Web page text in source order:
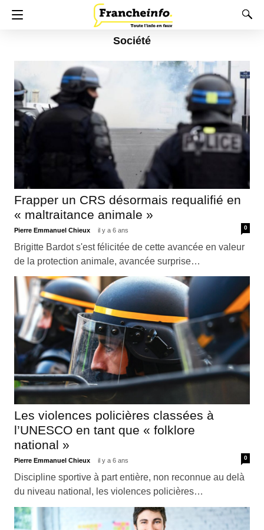
Société
Frapper un CRS désormais requalifié en
« maltraitance animale »
Pierre Emmanuel Chieux il y a 6 ans 0
Brigitte Bardot s'est félicitée de cette avancée en valeur
de la protection animale, avancée surprise…
Les violences policières classées à
l’UNESCO en tant que « folklore
national »
Pierre Emmanuel Chieux il y a 6 ans 0
Discipline sportive à part entière, non reconnue au delà
du niveau national, les violences policières…